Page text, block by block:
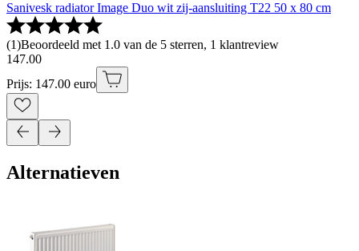
Sanivesk radiator Image Duo wit zij-aansluiting T22 50 x 80 cm
(1)Beoordeeld met 1.0 van de 5 sterren, 1 klantreview
147.00
Prijs: 147.00 euro
Alternatieven